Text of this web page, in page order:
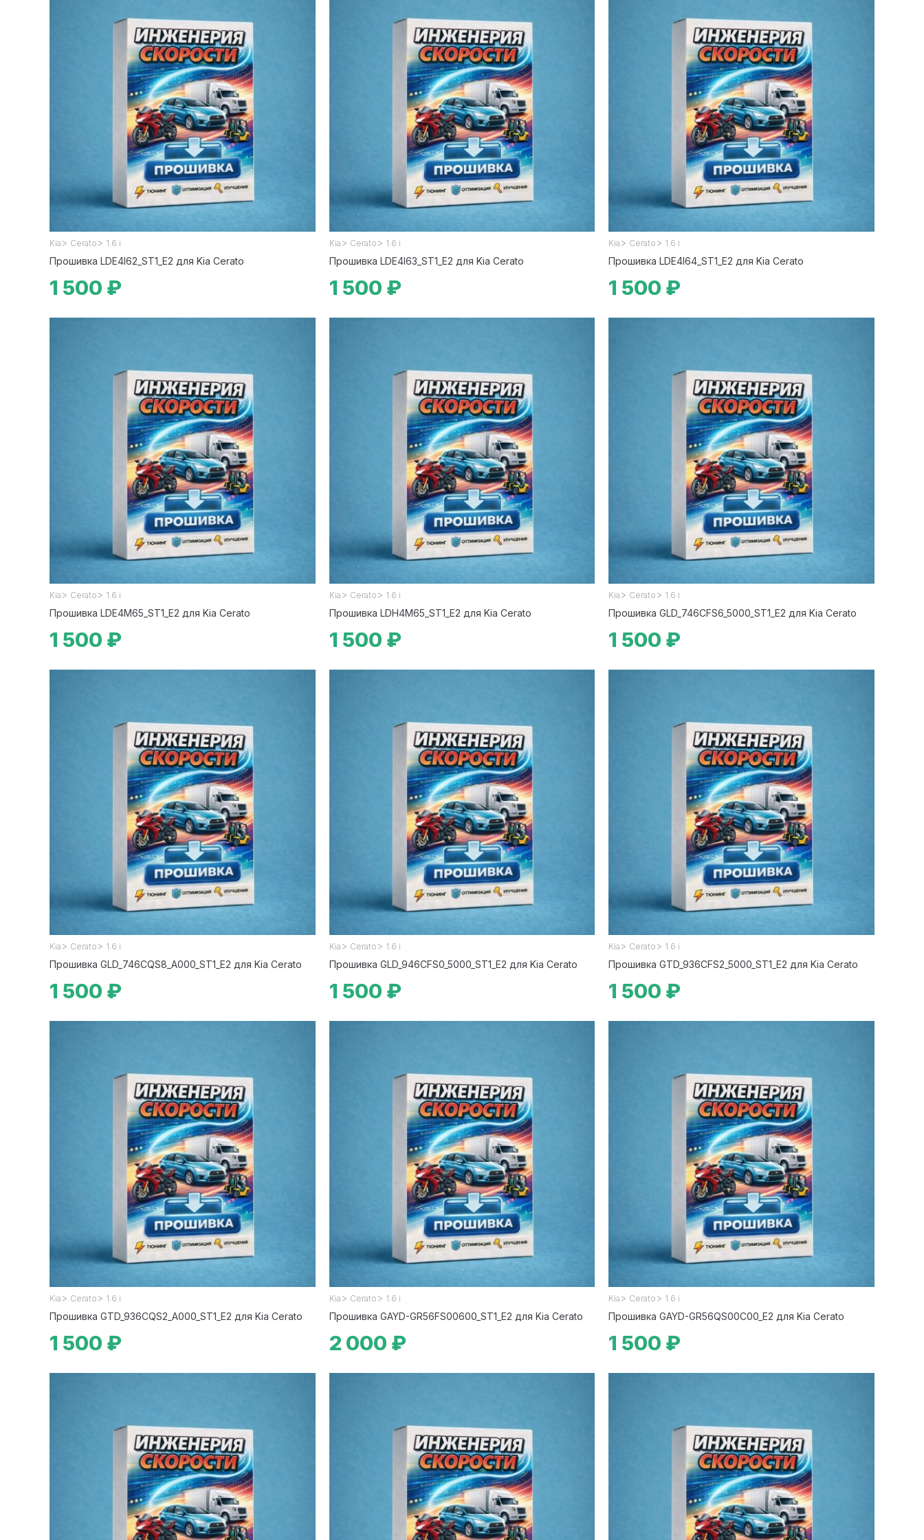
Kia > Cerato > 1.6 i
Прошивка LDE4I62_ST1_E2 для Kia Cerato
1 500 ₽
Kia > Cerato > 1.6 i
Прошивка LDE4I63_ST1_E2 для Kia Cerato
1 500 ₽
Kia > Cerato > 1.6 i
Прошивка LDE4I64_ST1_E2 для Kia Cerato
1 500 ₽
Kia > Cerato > 1.6 i
Прошивка LDE4M65_ST1_E2 для Kia Cerato
1 500 ₽
Kia > Cerato > 1.6 i
Прошивка LDH4M65_ST1_E2 для Kia Cerato
1 500 ₽
Kia > Cerato > 1.6 i
Прошивка GLD_746CFS6_5000_ST1_E2 для Kia Cerato
1 500 ₽
Kia > Cerato > 1.6 i
Прошивка GLD_746CQS8_A000_ST1_E2 для Kia Cerato
1 500 ₽
Kia > Cerato > 1.6 i
Прошивка GLD_946CFS0_5000_ST1_E2 для Kia Cerato
1 500 ₽
Kia > Cerato > 1.6 i
Прошивка GTD_936CFS2_5000_ST1_E2 для Kia Cerato
1 500 ₽
Kia > Cerato > 1.6 i
Прошивка GTD_936CQS2_A000_ST1_E2 для Kia Cerato
1 500 ₽
Kia > Cerato > 1.6 i
Прошивка GAYD-GR56FS00600_ST1_E2 для Kia Cerato
2 000 ₽
Kia > Cerato > 1.6 i
Прошивка GAYD-GR56QS00C00_E2 для Kia Cerato
1 500 ₽